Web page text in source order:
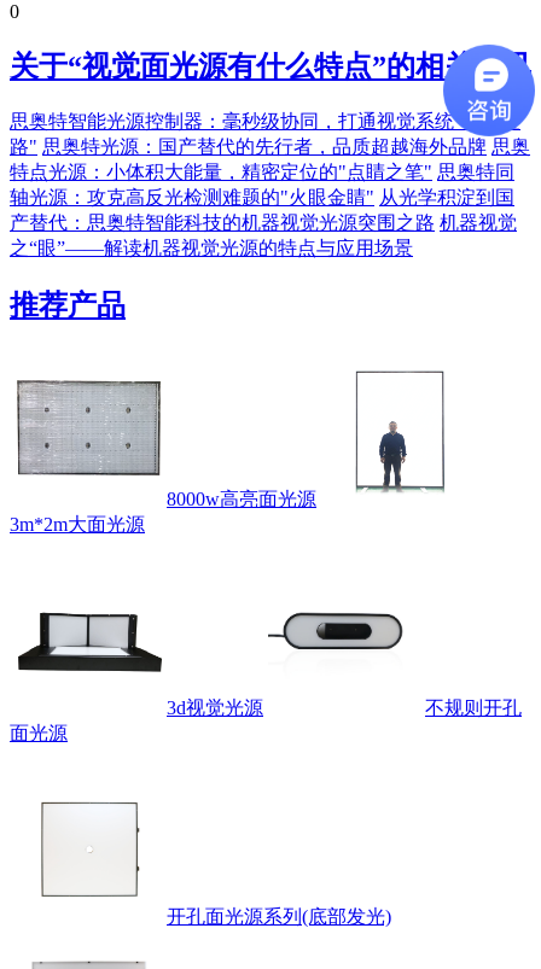
0
关于“视觉面光源有什么特点”的相关资讯
思奥特智能光源控制器：毫秒级协同，打通视觉系统"神经链
路" 思奥特光源：国产替代的先行者，品质超越海外品牌 思奥
特点光源：小体积大能量，精密定位的"点睛之笔" 思奥特同
轴光源：攻克高反光检测难题的"火眼金睛" 从光学积淀到国
产替代：思奥特智能科技的机器视觉光源突围之路 机器视觉
之“眼”——解读机器视觉光源的特点与应用场景
推荐产品
8000w高亮面光源
3m*2m大面光源
3d视觉光源
不规则开孔
面光源
开孔面光源系列(底部发光)